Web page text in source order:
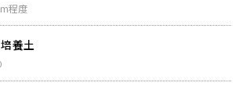
程度
養土